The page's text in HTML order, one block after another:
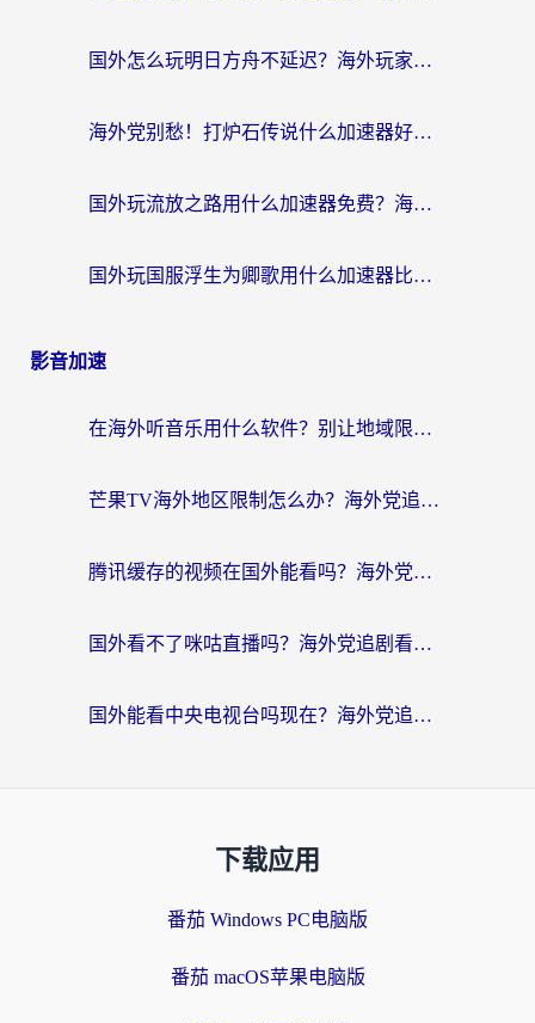
国外怎么玩明日方舟不延迟？海外玩家国服游戏加速终极指南（附DNF梦幻诛仙解决方案）
海外党别愁！打炉石传说什么加速器好用？3个实用技巧解决国服游戏卡顿
国外玩流放之路用什么加速器免费？海外党亲测有效的国服游戏加速指南
国外玩国服浮生为卿歌用什么加速器比较好？海外党亲测不踩坑指南
影音加速
在海外听音乐用什么软件？别让地域限制断了你的华语歌单
芒果TV海外地区限制怎么办？海外党追剧看片的实用加速器选择指南
腾讯缓存的视频在国外能看吗？海外党追剧看片的终极解决方案
国外看不了咪咕直播吗？海外党追剧看片的加速器选择指南
国外能看中央电视台吗现在？海外党追剧看央视的实用指南
下载应用
番茄 Windows PC电脑版
番茄 macOS苹果电脑版